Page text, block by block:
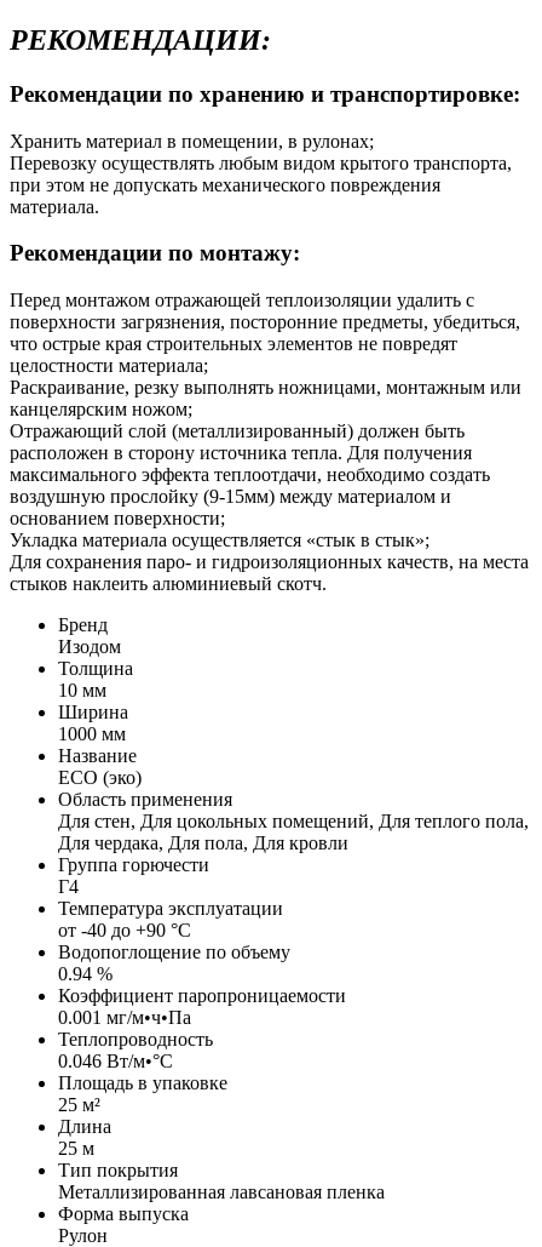
РЕКОМЕНДАЦИИ:
Рекомендации по хранению и транспортировке:
Хранить материал в помещении, в рулонах;
Перевозку осуществлять любым видом крытого транспорта,
при этом не допускать механического повреждения
материала.
Рекомендации по монтажу:
Перед монтажом отражающей теплоизоляции удалить с
поверхности загрязнения, посторонние предметы, убедиться,
что острые края строительных элементов не повредят
целостности материала;
Раскраивание, резку выполнять ножницами, монтажным или
канцелярским ножом;
Отражающий слой (металлизированный) должен быть
расположен в сторону источника тепла. Для получения
максимального эффекта теплоотдачи, необходимо создать
воздушную прослойку (9-15мм) между материалом и
основанием поверхности;
Укладка материала осуществляется «стык в стык»;
Для сохранения паро- и гидроизоляционных качеств, на места
стыков наклеить алюминиевый скотч.
Бренд
Изодом
Толщина
10 мм
Ширина
1000 мм
Название
ECO (эко)
Область применения
Для стен, Для цокольных помещений, Для теплого пола,
Для чердака, Для пола, Для кровли
Группа горючести
Г4
Температура эксплуатации
от -40 до +90 °C
Водопоглощение по объему
0.94 %
Коэффициент паропроницаемости
0.001 мг/м•ч•Па
Теплопроводность
0.046 Вт/м•°С
Площадь в упаковке
25 м²
Длина
25 м
Тип покрытия
Металлизированная лавсановая пленка
Форма выпуска
Рулон